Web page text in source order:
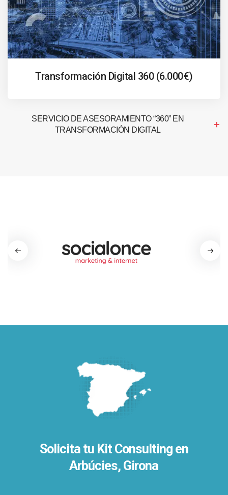
Transformación Digital 360 (6.000€)
SERVICIO DE ASESORAMIENTO “360” EN
TRANSFORMACIÓN DIGITAL
Solicita tu Kit Consulting en
Arbúcies, Girona